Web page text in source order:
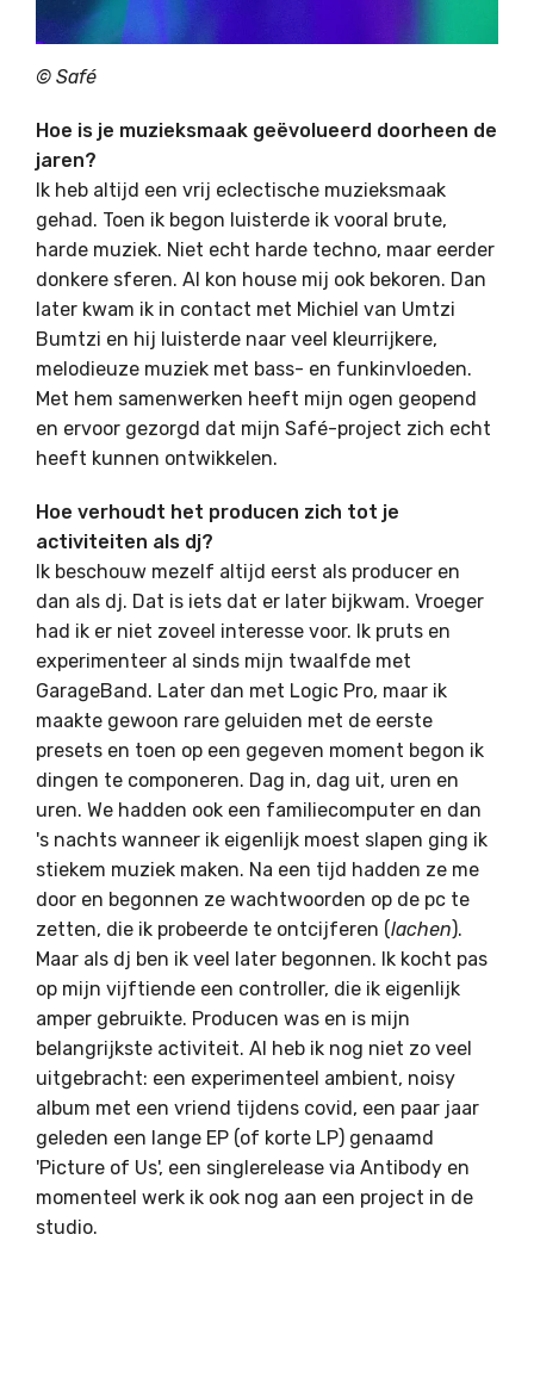
© Safé
Hoe is je muzieksmaak geëvolueerd doorheen de
jaren?
Ik heb altijd een vrij eclectische muzieksmaak
gehad. Toen ik begon luisterde ik vooral brute,
harde muziek. Niet echt harde techno, maar eerder
donkere sferen. Al kon house mij ook bekoren. Dan
later kwam ik in contact met Michiel van Umtzi
Bumtzi en hij luisterde naar veel kleurrijkere,
melodieuze muziek met bass- en funkinvloeden.
Met hem samenwerken heeft mijn ogen geopend
en ervoor gezorgd dat mijn Safé-project zich echt
heeft kunnen ontwikkelen.
Hoe verhoudt het producen zich tot je
activiteiten als dj?
Ik beschouw mezelf altijd eerst als producer en
dan als dj. Dat is iets dat er later bijkwam. Vroeger
had ik er niet zoveel interesse voor. Ik pruts en
experimenteer al sinds mijn twaalfde met
GarageBand. Later dan met Logic Pro, maar ik
maakte gewoon rare geluiden met de eerste
presets en toen op een gegeven moment begon ik
dingen te componeren. Dag in, dag uit, uren en
uren. We hadden ook een familiecomputer en dan
's nachts wanneer ik eigenlijk moest slapen ging ik
stiekem muziek maken. Na een tijd hadden ze me
door en begonnen ze wachtwoorden op de pc te
zetten, die ik probeerde te ontcijferen (lachen).
Maar als dj ben ik veel later begonnen. Ik kocht pas
op mijn vijftiende een controller, die ik eigenlijk
amper gebruikte. Producen was en is mijn
belangrijkste activiteit. Al heb ik nog niet zo veel
uitgebracht: een experimenteel ambient, noisy
album met een vriend tijdens covid, een paar jaar
geleden een lange EP (of korte LP) genaamd
'Picture of Us', een singlerelease via Antibody en
momenteel werk ik ook nog aan een project in de
studio.